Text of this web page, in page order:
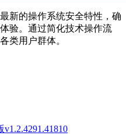
新的操作系统安全特性，确
验。通过简化技术操作流
类用户群体。